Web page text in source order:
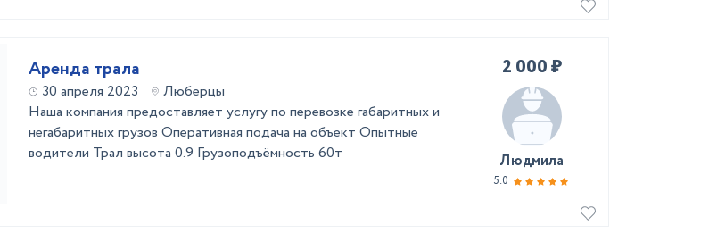
Аренда трала
30 апреля 2023
Люберцы
Наша компания предоставляет услугу по перевозке габаритных и
негабаритных грузов Оперативная подача на объект Опытные
водители Трал высота 0.9 Грузоподъёмность 60т
2 000 ₽
Людмила
5.0